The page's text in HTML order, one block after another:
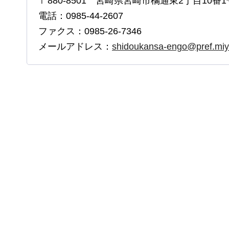
電話：0985-44-2607
ファクス：0985-26-7346
メールアドレス： shidoukansa-